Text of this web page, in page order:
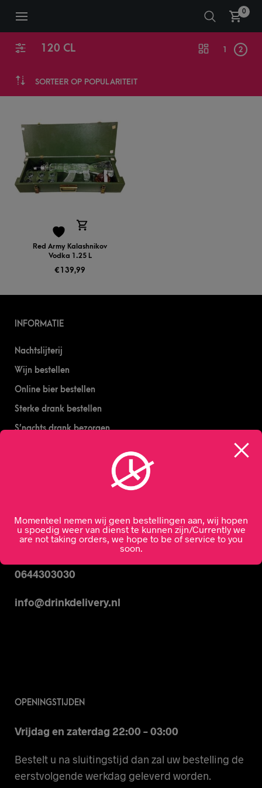
0
120 CL
SORTEER OP POPULARITEIT
1 2
Red Army Kalashnikov
Vodka 1.25 L
€ 139,99
INFORMATIE
Nachtslijterij
Wijn bestellen
Online bier bestellen
Sterke drank bestellen
S’nachts drank bezorgen
CONTACT
0644303030
info@drinkdelivery.nl
OPENINGSTIJDEN
Vrijdag en zaterdag 22:00 – 03:00
Bestelt u na sluitingstijd dan zal uw bestelling de
eerstvolgende werkdag geleverd worden.
Momenteel nemen wij geen bestellingen aan, wij hopen
u spoedig weer van dienst te kunnen zijn/Currently we
are not taking orders, we hope to be of service to you
soon.